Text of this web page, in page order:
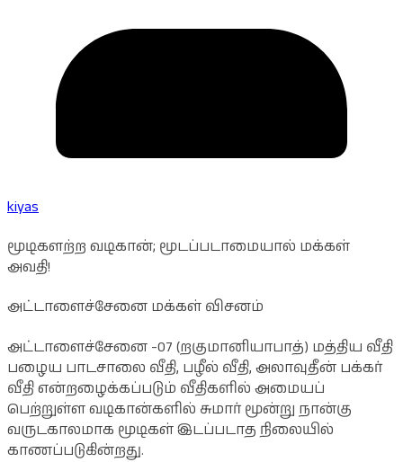
kiyas
மூடிகளற்ற வடிகான்; மூடப்படாமையால் மக்கள்
அவதி!
அட்டாளைச்சேனை மக்கள் விசனம்
அட்டாளைச்சேனை -07 (றகுமானியாபாத்) மத்திய வீதி
பழைய பாடசாலை வீதி, பழீல் வீதி, அலாவுதீன் பக்கர்
வீதி என்றழைக்கப்படும் வீதிகளில் அமையப்
பெற்றுள்ள வடிகான்களில் சுமார் மூன்று நான்கு
வருடகாலமாக மூடிகள் இடப்படாத நிலையில்
காணப்படுகின்றது.